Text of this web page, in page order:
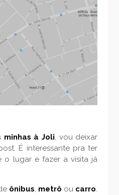
minhas à Joli, vou deixar
É interessante pra ter
o lugar e fazer a visita já
ônibus, metrô ou carro.